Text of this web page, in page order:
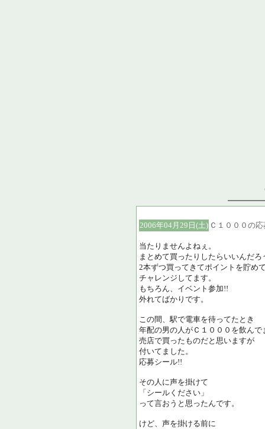
2006年04月29日(土) Ｃ１０００の応
当たりませんよねぇ。
まとめて買ったりしたらいいんだろ
2本ずつ買ってきてポイントを貯め
チャレンジしてます。
もちろん、イベント参加!!
外れてばかりです。
この間、駅で電車を待ってたとき
年配の男の人がＣ１０００を飲んで
売店で買ったものだと思いますが
付いてました。
応募シール!!
その人に声を掛けて
「シールください」
って言おうと思ったんです。
けど、声を掛ける前に